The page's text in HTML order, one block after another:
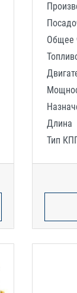
Общее
Длина
Тип